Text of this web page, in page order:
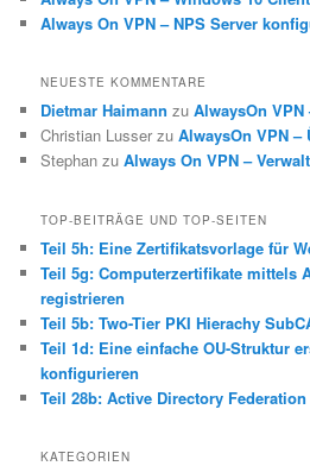
Always On VPN – NPS Server
NEUESTE KOMMENTARE
Dietmar Haimann zuAlwaysOn
Christian Lusser zuAlwaysOn VPN –
Stephan zuAlways On VPN –
TOP-BEITRÄGE UND TOP-SEITEN
Teil 5h: Eine Zertifikatsvorlage für
Teil 5g: Computerzertifikate mittels
registrieren
Teil 5b: Two-Tier PKI Hierachy
Teil 1d: Eine einfache OU-Struktur
konfigurieren
Teil 28b: Active Directory
KATEGORIEN